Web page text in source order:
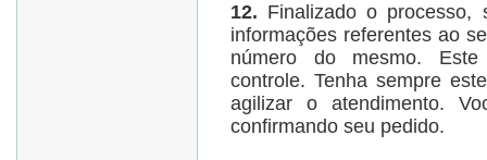
12. Finalizado o processo,
informações referentes ao
número do mesmo.
controle. Tenha sempre
agilizar o atendimento.
confirmando seu pedido.